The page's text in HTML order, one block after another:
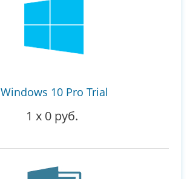
Windows 10 Pro Trial
1 x 0 руб.